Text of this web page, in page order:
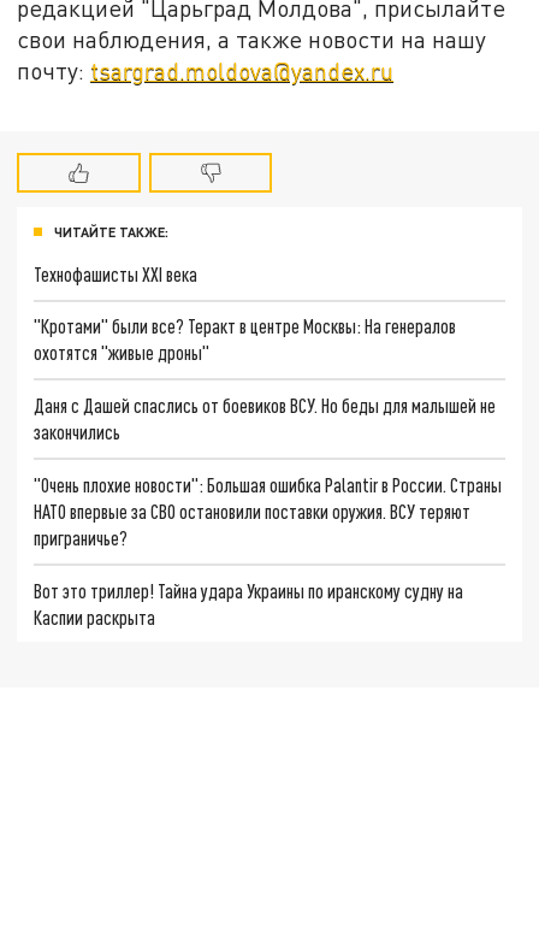
редакцией "Царьград Молдова", присылайте
свои наблюдения, а также новости на нашу
почту: tsargrad.moldova@yandex.ru
ЧИТАЙТЕ ТАКЖЕ:
Технофашисты XXI века
"Кротами" были все? Теракт в центре Москвы: На генералов
охотятся "живые дроны"
Даня с Дашей спаслись от боевиков ВСУ. Но беды для малышей не
закончились
"Очень плохие новости": Большая ошибка Palantir в России. Страны
НАТО впервые за СВО остановили поставки оружия. ВСУ теряют
приграничье?
Вот это триллер! Тайна удара Украины по иранскому судну на
Каспии раскрыта